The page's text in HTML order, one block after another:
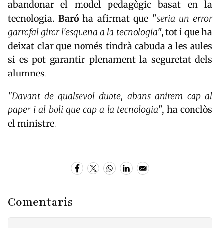
abandonar el model pedagògic basat en la
tecnologia. Baróha afirmat que "seria un error
garrafal girar l'esquena a la tecnologia", tot i que ha
deixat clar que només tindrà cabuda a les aules
si es pot garantir plenament la seguretat dels
alumnes.
"Davant de qualsevol dubte, abans anirem cap al
paper i al boli que cap a la tecnologia", ha conclòs
el ministre.
Comentaris